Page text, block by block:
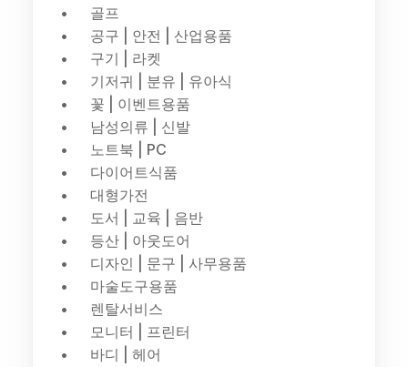
골프
공구 | 안전 | 산업용품
구기 | 라켓
기저귀 | 분유 | 유아식
꽃 | 이벤트용품
남성의류 | 신발
노트북 | PC
다이어트식품
대형가전
도서 | 교육 | 음반
등산 | 아웃도어
디자인 | 문구 | 사무용품
마술도구용품
렌탈서비스
모니터 | 프린터
바디 | 헤어